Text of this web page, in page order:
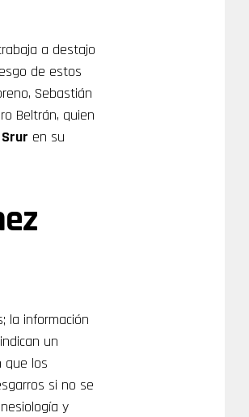
a destajo
de estos
Sebastián
Beltrán, quien
en su
la información
un
que los
si no se
y